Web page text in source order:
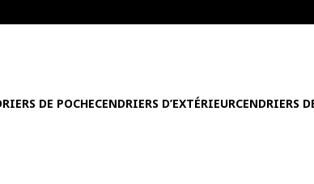
DE POCHECENDRIERS D’EXTÉRIEURCENDRIERS